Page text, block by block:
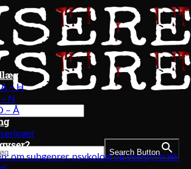
Search Button
– H
N
– Å
om subgenrer, psykologi og eventyrtræk